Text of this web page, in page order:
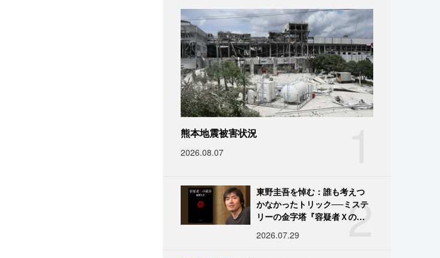
熊本地震被害状況
2026.08.07
2
東野圭吾を悼む：誰も考えつ
かなかったトリック──ミステ
リーの金字塔『容疑者Ｘの献
2026.07.29